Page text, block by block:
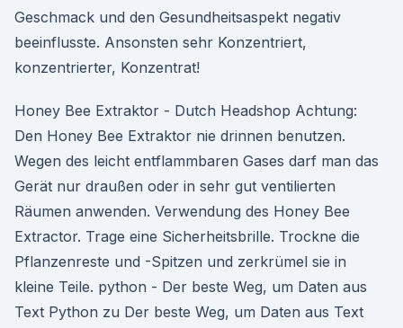
Geschmack und den Gesundheitsaspekt negativ
beeinflusste. Ansonsten sehr Konzentriert,
konzentrierter, Konzentrat!
Honey Bee Extraktor - Dutch Headshop Achtung:
Den Honey Bee Extraktor nie drinnen benutzen.
Wegen des leicht entflammbaren Gases darf man das
Gerät nur draußen oder in sehr gut ventilierten
Räumen anwenden. Verwendung des Honey Bee
Extractor. Trage eine Sicherheitsbrille. Trockne die
Pflanzenreste und -Spitzen und zerkrümel sie in
kleine Teile. python - Der beste Weg, um Daten aus
Text Python zu Der beste Weg, um Daten aus Text